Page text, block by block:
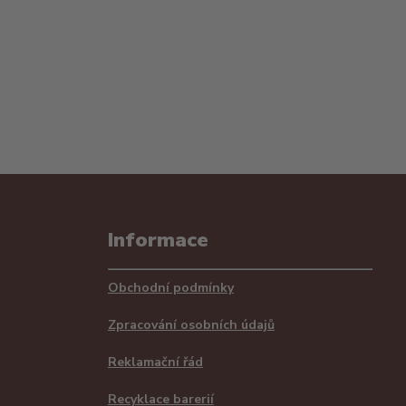
Informace
Obchodní podmínky
Zpracování osobních údajů
Reklamační řád
Recyklace barerií